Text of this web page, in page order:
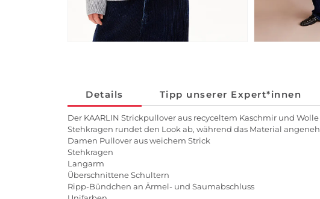
Details Tipp unserer Expert*innen
Der KAARLIN Strickpullover aus recyceltem Kaschmir und
Stehkragen rundet den Look ab, während das Material
Damen Pullover aus weichem Strick
Stehkragen
Langarm
Überschnittene Schultern
Ripp-Bündchen an Ärmel- und Saumabschluss